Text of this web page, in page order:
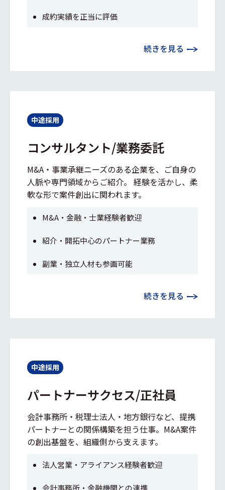
成約実績を正当に評価
続きを見る
中途採用
コンサルタント/業務委託
M&A・事業承継ニーズのある企業を、ご自身の
人脈や専門領域からご紹介。 経験を活かし、柔
軟な形で案件創出に関われます。
M&A・金融・士業経験者歓迎
紹介・開拓中心のパートナー業務
副業・独立人材も参画可能
続きを見る
中途採用
パートナーサクセス/正社員
会計事務所・税理士法人・地方銀行など、提携
パートナーとの関係構築を担う仕事。M&A案件
の創出基盤を、組織側から支えます。
法人営業・アライアンス経験者歓迎
会計事務所・金融機関との連携